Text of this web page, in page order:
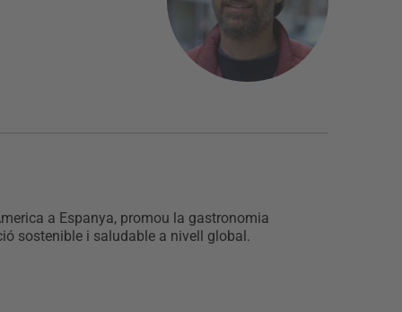
a Espanya, promou la gastronomia
sostenible i saludable a nivell global.